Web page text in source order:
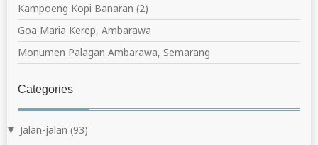
Kampoeng Kopi Banaran (2)
Goa Maria Kerep, Ambarawa
Monumen Palagan Ambarawa, Semarang
Categories
▼ Jalan-jalan (93)